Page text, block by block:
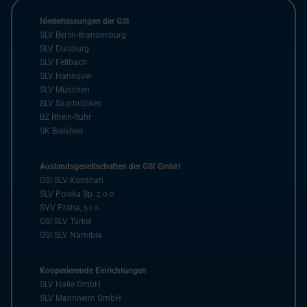
Niederlassungen der GSI
SLV Berlin-Brandenburg
SLV Duisburg
SLV Fellbach
SLV Hannover
SLV München
SLV Saarbrücken
BZ Rhein-Ruhr
SK Bielefeld
Auslandsgesellschaften der GSI GmbH
GSI SLV Kunshan
SLV Polska Sp. z.o.o
SVV Praha, s.r.o.
GSI SLV Türkei
GSI SLV Namibia
Kooperierende Einrichtungen
SLV Halle GmbH
SLV Mannheim GmbH